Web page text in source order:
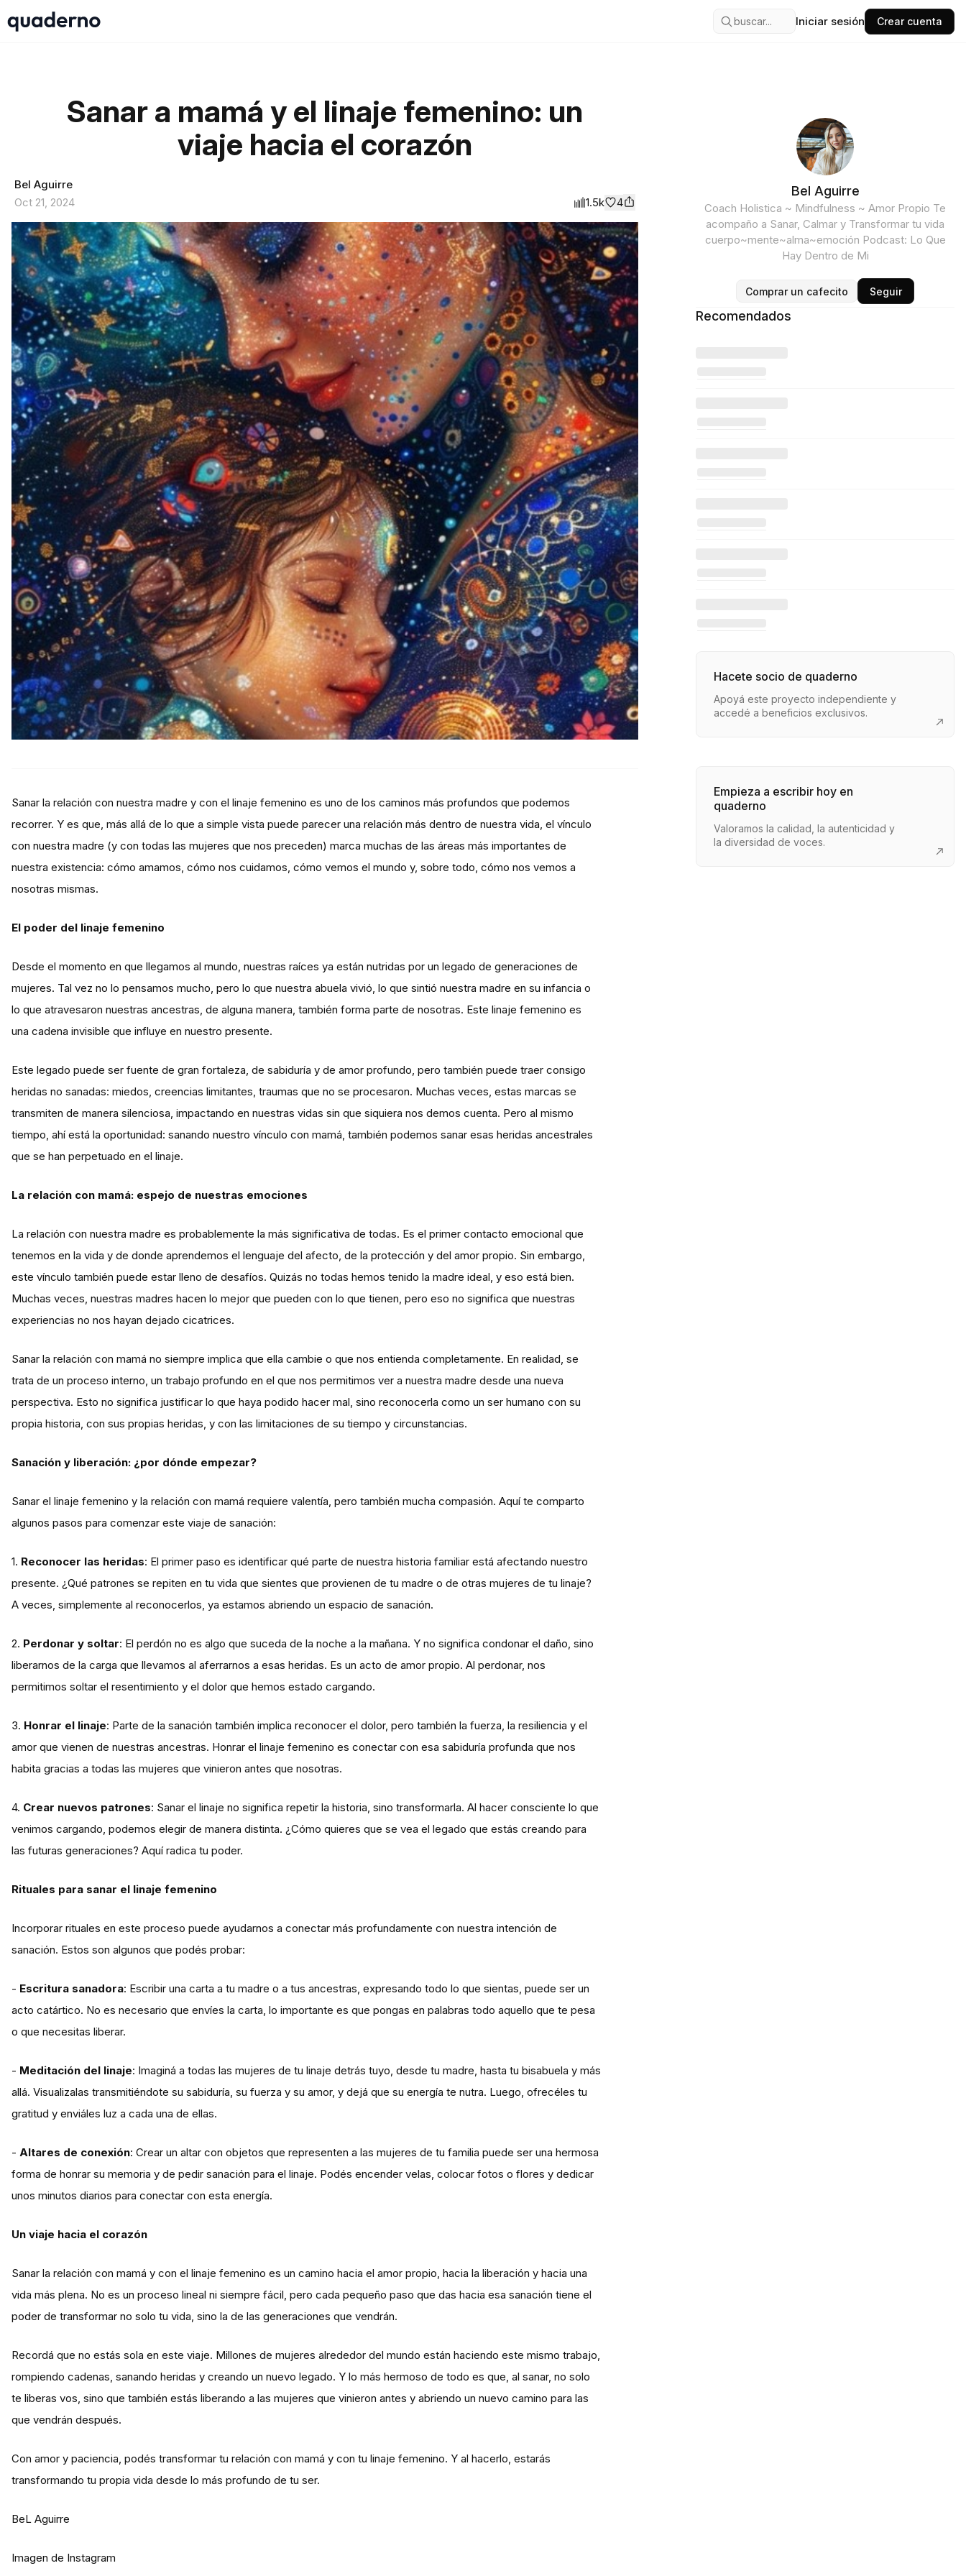
buscar... Iniciar sesión Crear cuenta
Sanar a mamá y el linaje femenino: un
viaje hacia el corazón
Bel Aguirre
Oct 21, 2024
1.5k 4
Sanar la relación con nuestra madre y con el linaje femenino es uno de los caminos más profundos que podemos
recorrer. Y es que, más allá de lo que a simple vista puede parecer una relación más dentro de nuestra vida, el vínculo
con nuestra madre (y con todas las mujeres que nos preceden) marca muchas de las áreas más importantes de
nuestra existencia: cómo amamos, cómo nos cuidamos, cómo vemos el mundo y, sobre todo, cómo nos vemos a
nosotras mismas.
El poder del linaje femenino
Desde el momento en que llegamos al mundo, nuestras raíces ya están nutridas por un legado de generaciones de
mujeres. Tal vez no lo pensamos mucho, pero lo que nuestra abuela vivió, lo que sintió nuestra madre en su infancia o
lo que atravesaron nuestras ancestras, de alguna manera, también forma parte de nosotras. Este linaje femenino es
una cadena invisible que influye en nuestro presente.
Este legado puede ser fuente de gran fortaleza, de sabiduría y de amor profundo, pero también puede traer consigo
heridas no sanadas: miedos, creencias limitantes, traumas que no se procesaron. Muchas veces, estas marcas se
transmiten de manera silenciosa, impactando en nuestras vidas sin que siquiera nos demos cuenta. Pero al mismo
tiempo, ahí está la oportunidad: sanando nuestro vínculo con mamá, también podemos sanar esas heridas ancestrales
que se han perpetuado en el linaje.
La relación con mamá: espejo de nuestras emociones
La relación con nuestra madre es probablemente la más significativa de todas. Es el primer contacto emocional que
tenemos en la vida y de donde aprendemos el lenguaje del afecto, de la protección y del amor propio. Sin embargo,
este vínculo también puede estar lleno de desafíos. Quizás no todas hemos tenido la madre ideal, y eso está bien.
Muchas veces, nuestras madres hacen lo mejor que pueden con lo que tienen, pero eso no significa que nuestras
experiencias no nos hayan dejado cicatrices.
Sanar la relación con mamá no siempre implica que ella cambie o que nos entienda completamente. En realidad, se
trata de un proceso interno, un trabajo profundo en el que nos permitimos ver a nuestra madre desde una nueva
perspectiva. Esto no significa justificar lo que haya podido hacer mal, sino reconocerla como un ser humano con su
propia historia, con sus propias heridas, y con las limitaciones de su tiempo y circunstancias.
Sanación y liberación: ¿por dónde empezar?
Sanar el linaje femenino y la relación con mamá requiere valentía, pero también mucha compasión. Aquí te comparto
algunos pasos para comenzar este viaje de sanación:
1. Reconocer las heridas: El primer paso es identificar qué parte de nuestra historia familiar está afectando nuestro
presente. ¿Qué patrones se repiten en tu vida que sientes que provienen de tu madre o de otras mujeres de tu linaje?
A veces, simplemente al reconocerlos, ya estamos abriendo un espacio de sanación.
2. Perdonar y soltar: El perdón no es algo que suceda de la noche a la mañana. Y no significa condonar el daño, sino
liberarnos de la carga que llevamos al aferrarnos a esas heridas. Es un acto de amor propio. Al perdonar, nos
permitimos soltar el resentimiento y el dolor que hemos estado cargando.
3. Honrar el linaje: Parte de la sanación también implica reconocer el dolor, pero también la fuerza, la resiliencia y el
amor que vienen de nuestras ancestras. Honrar el linaje femenino es conectar con esa sabiduría profunda que nos
habita gracias a todas las mujeres que vinieron antes que nosotras.
4. Crear nuevos patrones: Sanar el linaje no significa repetir la historia, sino transformarla. Al hacer consciente lo que
venimos cargando, podemos elegir de manera distinta. ¿Cómo quieres que se vea el legado que estás creando para
las futuras generaciones? Aquí radica tu poder.
Rituales para sanar el linaje femenino
Incorporar rituales en este proceso puede ayudarnos a conectar más profundamente con nuestra intención de
sanación. Estos son algunos que podés probar:
- Escritura sanadora: Escribir una carta a tu madre o a tus ancestras, expresando todo lo que sientas, puede ser un
acto catártico. No es necesario que envíes la carta, lo importante es que pongas en palabras todo aquello que te pesa
o que necesitas liberar.
- Meditación del linaje: Imaginá a todas las mujeres de tu linaje detrás tuyo, desde tu madre, hasta tu bisabuela y más
allá. Visualizalas transmitiéndote su sabiduría, su fuerza y su amor, y dejá que su energía te nutra. Luego, ofrecéles tu
gratitud y enviáles luz a cada una de ellas.
- Altares de conexión: Crear un altar con objetos que representen a las mujeres de tu familia puede ser una hermosa
forma de honrar su memoria y de pedir sanación para el linaje. Podés encender velas, colocar fotos o flores y dedicar
unos minutos diarios para conectar con esta energía.
Un viaje hacia el corazón
Sanar la relación con mamá y con el linaje femenino es un camino hacia el amor propio, hacia la liberación y hacia una
vida más plena. No es un proceso lineal ni siempre fácil, pero cada pequeño paso que das hacia esa sanación tiene el
poder de transformar no solo tu vida, sino la de las generaciones que vendrán.
Recordá que no estás sola en este viaje. Millones de mujeres alrededor del mundo están haciendo este mismo trabajo,
rompiendo cadenas, sanando heridas y creando un nuevo legado. Y lo más hermoso de todo es que, al sanar, no solo
te liberas vos, sino que también estás liberando a las mujeres que vinieron antes y abriendo un nuevo camino para las
que vendrán después.
Con amor y paciencia, podés transformar tu relación con mamá y con tu linaje femenino. Y al hacerlo, estarás
transformando tu propia vida desde lo más profundo de tu ser.
BeL Aguirre
Imagen de Instagram
Bel Aguirre
Coach Holistica ~ Mindfulness ~ Amor Propio Te
acompaño a Sanar, Calmar y Transformar tu vida
cuerpo~mente~alma~emoción Podcast: Lo Que
Hay Dentro de Mi
Comprar un cafecito Seguir
Recomendados
Hacete socio de quaderno
Apoyá este proyecto independiente y
accedé a beneficios exclusivos.
Empieza a escribir hoy en
quaderno
Valoramos la calidad, la autenticidad y
la diversidad de voces.